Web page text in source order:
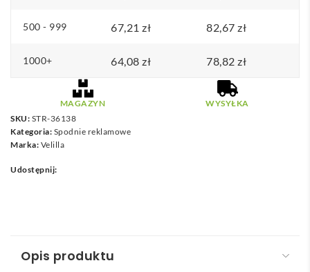
500 - 999 67,21 zł 82,67 zł
1000+ 64,08 zł 78,82 zł
MAGAZYN
WYSYŁKA
SKU: STR-36138
Kategoria: Spodnie reklamowe
Marka: Velilla
Udostępnij:
Opis produktu